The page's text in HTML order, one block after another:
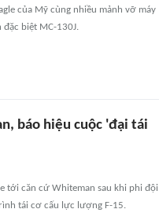
của Mỹ cùng nhiều mảnh vỡ máy
biệt MC-130J.
báo hiệu cuộc 'đại tái
tới căn cứ Whiteman sau khi phi đội
tái cơ cấu lực lượng F-15.